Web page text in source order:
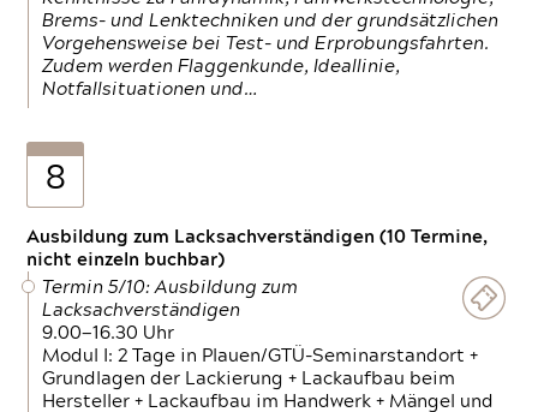
Brems- und Lenktechniken und der grundsätzlichen
Vorgehensweise bei Test- und Erprobungsfahrten.
Zudem werden Flaggenkunde, Ideallinie,
Notfallsituationen und…
8
Ausbildung zum Lacksachverständigen (10 Termine,
nicht einzeln buchbar)
Termin 5/10: Ausbildung zum
Lacksachverständigen
9.00—16.30 Uhr
Modul I: 2 Tage in Plauen/GTÜ-Seminarstandort +
Grundlagen der Lackierung + Lackaufbau beim
Hersteller + Lackaufbau im Handwerk + Mängel und